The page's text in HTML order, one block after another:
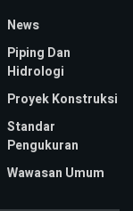
News
Piping Dan
Hidrologi
Proyek Konstruksi
Standar
Pengukuran
Wawasan Umum